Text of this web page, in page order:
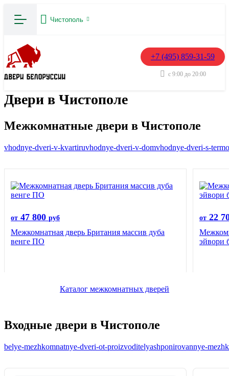
Чистополь
+7 (495) 859-31-59
с 9:00 до 20:00
Двери в Чистополе
Межкомнатные двери в Чистополе
vhodnye-dveri-v-kvartiruvhodnye-dveri-v-domvhodnye-dveri-s-
от 47 800 руб
Межкомнатная дверь Британия массив дуба
венге ПО
от 22
эйвори
Каталог межкомнатных дверей
Входные двери в Чистополе
belye-mezhkomnatnye-dveri-ot-proizvoditelyashponirovannye-